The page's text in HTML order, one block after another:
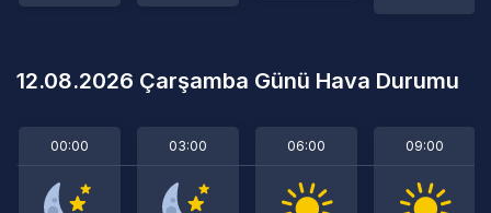
12.08.2026 Çarşamba Günü Hava Durumu
00:00 03:00 06:00 09:00